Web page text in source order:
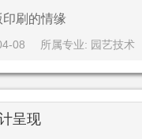
刷的情缘
08 所属专业: 园艺技术
呈现